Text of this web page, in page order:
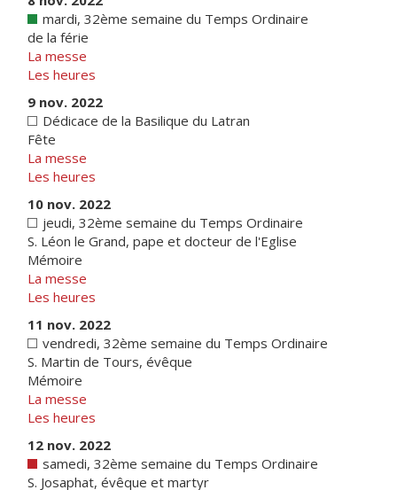
mardi, 32ème semaine du Temps Ordinaire
de la férie
La messe
Les heures
9 nov. 2022
Dédicace de la Basilique du Latran
Fête
La messe
Les heures
10 nov. 2022
jeudi, 32ème semaine du Temps Ordinaire
S. Léon le Grand, pape et docteur de l'Eglise
Mémoire
La messe
Les heures
11 nov. 2022
vendredi, 32ème semaine du Temps Ordinaire
S. Martin de Tours, évêque
Mémoire
La messe
Les heures
12 nov. 2022
samedi, 32ème semaine du Temps Ordinaire
S. Josaphat, évêque et martyr